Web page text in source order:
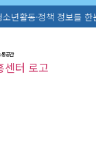
정보를 한눈에 확인
통공간